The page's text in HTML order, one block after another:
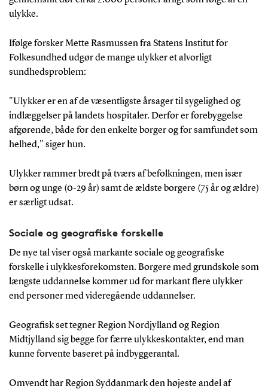
ulykke.
Ifølge forsker Mette Rasmussen fra Statens Institut for
Folkesundhed udgør de mange ulykker et alvorligt
sundhedsproblem:
"Ulykker er en af de væsentligste årsager til sygelighed og
indlæggelser på landets hospitaler. Derfor er forebyggelse
afgørende, både for den enkelte borger og for samfundet som
helhed," siger hun.
Ulykker rammer bredt på tværs af befolkningen, men især
børn og unge (0-29 år) samt de ældste borgere (75 år og ældre)
er særligt udsat.
Sociale og geografiske forskelle
De nye tal viser også markante sociale og geografiske
forskelle i ulykkesforekomsten. Borgere med grundskole som
længste uddannelse kommer ud for markant flere ulykker
end personer med videregående uddannelser.
Geografisk set tegner Region Nordjylland og Region
Midtjylland sig begge for færre ulykkeskontakter, end man
kunne forvente baseret på indbyggerantal.
Omvendt har Region Syddanmark den højeste andel af